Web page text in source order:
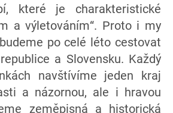
které je charakteristické
a výletováním“. Proto i my
po celé léto cestovat
a Slovensku. Každý
navštívíme jeden kraj
a názornou, ale i hravou
zeměpisná a historická